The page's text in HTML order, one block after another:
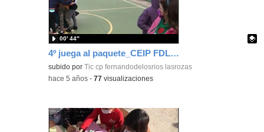
4º juega al paquete_CEIP FDLR_Las Rozas
Contenido educativo.
subido por Tic cp fernandodelosrios lasrozas
00′ 44″
-hace 5 años -77 visualizaciones